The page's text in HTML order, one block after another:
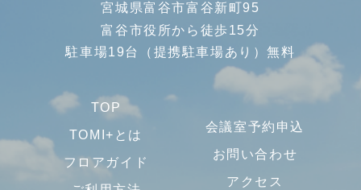
宮城県富谷市富谷新町95
富谷市役所から徒歩15分
駐車場19台（提携駐車場あり）無料
TOP
TOMI+とは
フロアガイド
会議室予約申込
お問い合わせ
アクセス